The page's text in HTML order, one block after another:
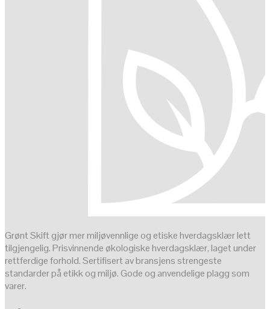
Grønt Skift gjør mer miljøvennlige og etiske hverdagsklær lett
tilgjengelig. Prisvinnende økologiske hverdagsklær, laget under
rettferdige forhold. Sertifisert av bransjens strengeste
standarder på etikk og miljø. Gode og anvendelige plagg som
varer.